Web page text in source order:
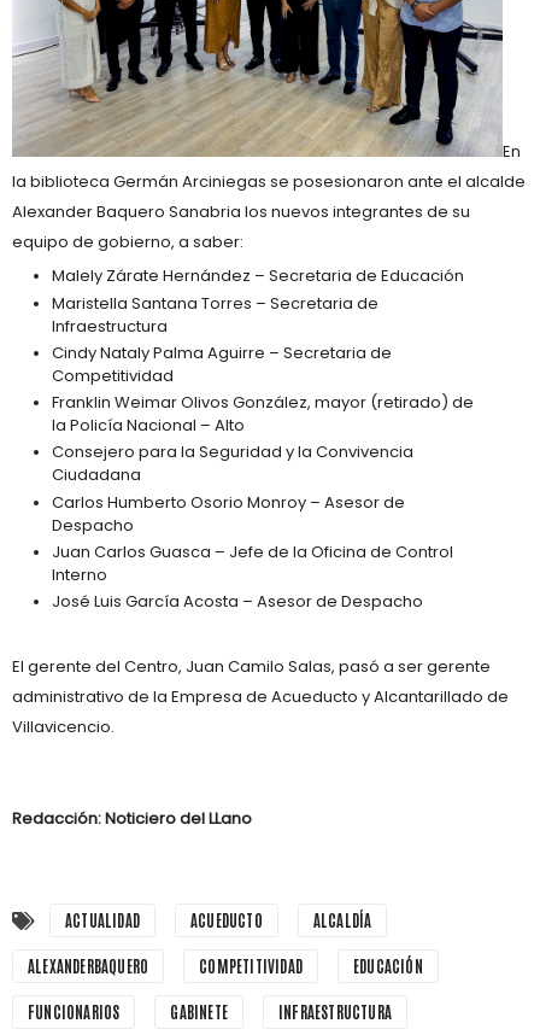
En
la biblioteca Germán Arciniegas se posesionaron ante el alcalde
Alexander Baquero Sanabria los nuevos integrantes de su
equipo de gobierno, a saber:
Malely Zárate Hernández – Secretaria de Educación
Maristella Santana Torres – Secretaria de
Infraestructura
Cindy Nataly Palma Aguirre – Secretaria de
Competitividad
Franklin Weimar Olivos González, mayor (retirado) de
la Policía Nacional – Alto
Consejero para la Seguridad y la Convivencia
Ciudadana
Carlos Humberto Osorio Monroy – Asesor de
Despacho
Juan Carlos Guasca – Jefe de la Oficina de Control
Interno
José Luis García Acosta – Asesor de Despacho
El gerente del Centro, Juan Camilo Salas, pasó a ser gerente
administrativo de la Empresa de Acueducto y Alcantarillado de
Villavicencio.
Redacción: Noticiero del LLano
ACTUALIDAD ACUEDUCTO ALCALDÍA
ALEXANDERBAQUERO COMPETITIVIDAD EDUCACIÓN
FUNCIONARIOS GABINETE INFRAESTRUCTURA